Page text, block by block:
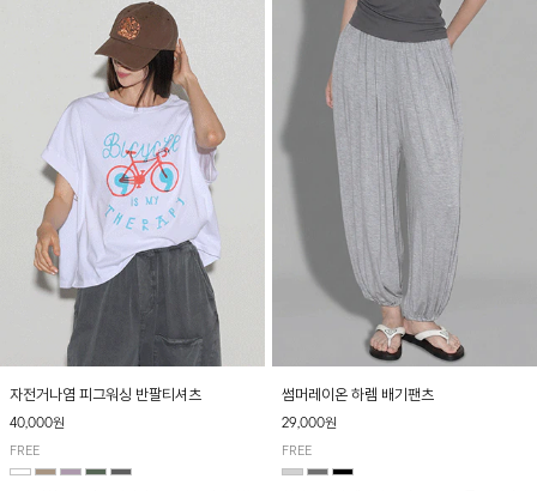
자전거나염 피그워싱 반팔티셔츠
40,000원
FREE
썸머레이온 하렘 배기팬츠
29,000원
FREE